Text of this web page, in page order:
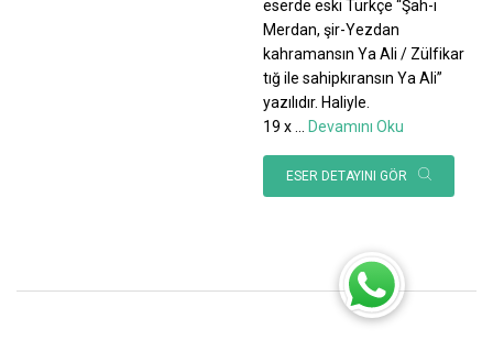
eserde eski Türkçe “Şah-ı
Merdan, şir-Yezdan
kahramansın Ya Ali / Zülfikar
tığ ile sahipkıransın Ya Ali”
yazılıdır. Haliyle.
19 x
Devamını Oku
ESER DETAYINI GÖR